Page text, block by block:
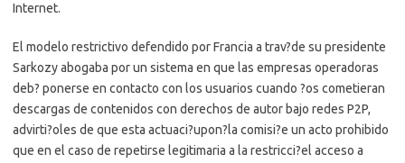
Internet.
El modelo restrictivo defendido por Francia a trav?de su presidente
Sarkozy abogaba por un sistema en que las empresas operadoras
deb? ponerse en contacto con los usuarios cuando ?os cometieran
descargas de contenidos con derechos de autor bajo redes P2P,
advirti?oles de que esta actuaci?upon?la comisi?e un acto prohibido
que en el caso de repetirse legitimaria a la restricci?el acceso a